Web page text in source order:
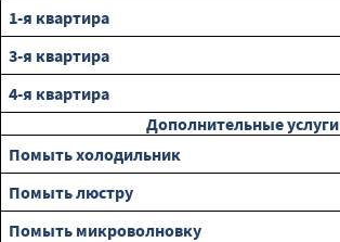
1-я квартира
3-я квартира
4-я квартира
Дополнительные услуги
Помыть холодильник
Помыть люстру
Помыть микроволновку